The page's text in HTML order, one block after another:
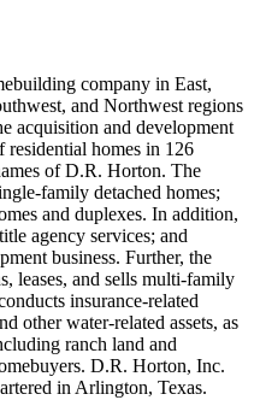
company in East,
and Northwest regions
acquisition and development
residential homes in 126
of D.R. Horton. The
family detached homes;
and duplexes. In addition,
agency services; and
business. Further, the
leases, and sells multi-family
insurance-related
other water-related assets, as
ranch land and
D.R. Horton, Inc.
in Arlington, Texas.